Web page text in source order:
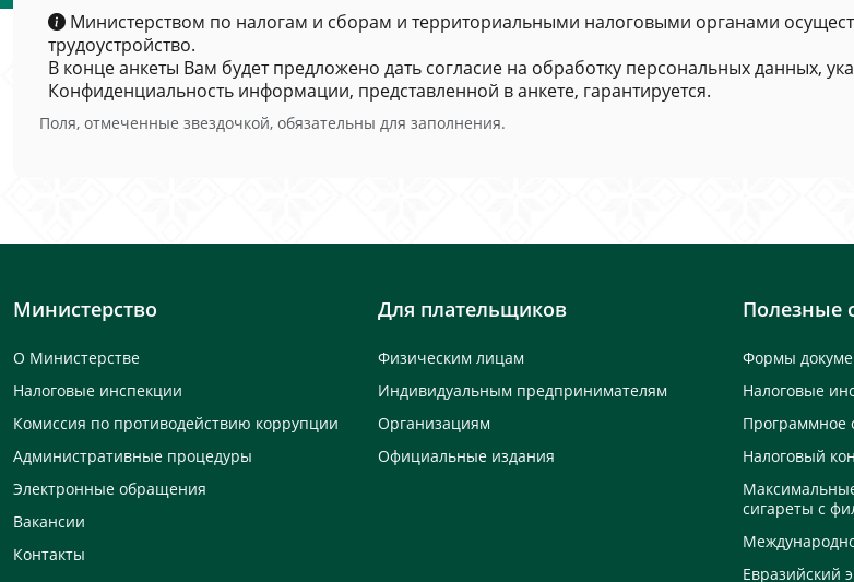
Министерством по налогам и сборам и территориальными налоговыми органами
трудоустройство.
В конце анкеты Вам будет предложено дать согласие на обработку персональных данных,
Конфиденциальность информации, представленной в анкете, гарантируется.
Поля, отмеченные звездочкой, обязательны для заполнения.
Министерство
О Министерстве
Налоговые инспекции
Комиссия по противодействию коррупции
Административные процедуры
Электронные обращения
Вакансии
Контакты
Для плательщиков
Физическим лицам
Индивидуальным предпринимателям
Организациям
Официальные издания
Полезные
Формы
Налоговые
Программное
Налоговый
сигареты с
Евразийский